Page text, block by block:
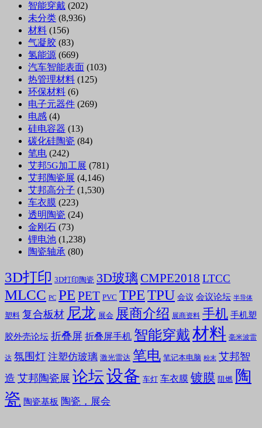
智能穿戴 (202)
未分类 (8,936)
材料 (156)
气凝胶 (83)
氢能源 (669)
汽车智能表面 (103)
热管理材料 (125)
环保材料 (6)
电子元器件 (269)
电感 (4)
硅电容器 (13)
碳化硅陶瓷 (84)
笔电 (242)
艾邦5G加工展 (781)
艾邦陶瓷展 (4,146)
艾邦高分子 (1,530)
车衣膜 (223)
透明陶瓷 (24)
金刚石 (73)
锂电池 (1,238)
陶瓷轴承 (80)
3D打印 3D打印陶瓷 3D玻璃 CMPE2018 LTCC
MLCC PC PE PET PVC TPETPU 会议 会议论坛 半导体
塑料 复合板材 尼龙 展会 展商介绍 展商资料 手机 手机塑
胶外壳论坛 折叠屏 折叠屏手机 智能穿戴材料 毫米波雷
达 氛围灯 注塑仿玻璃 激光雷达 笔电 笔记本电脑 粉末 艾邦智
造 艾邦陶瓷展 论坛设备 车灯 车衣膜 镀膜 阻燃 陶
瓷 陶瓷基板 陶瓷，展会